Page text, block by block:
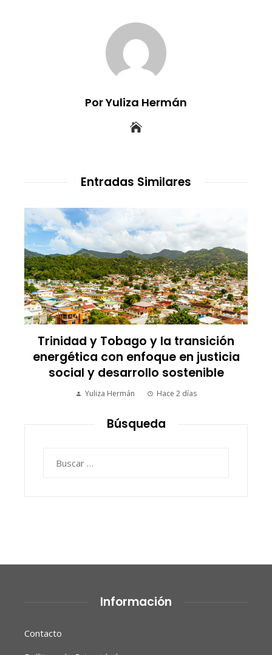
Por Yuliza Hermán
Entradas Similares
y Tobago y la transición
con enfoque en justicia
y desarrollo sostenible
Hace 2 días
Los
comercio
Búsqueda
Información
Contacto